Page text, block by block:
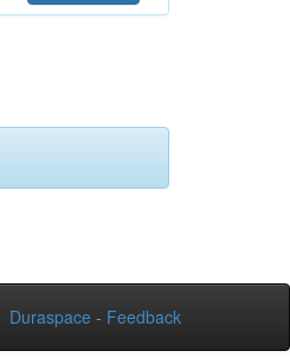
Duraspace - Feedback